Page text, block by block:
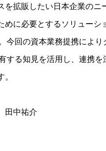
を拡販したい日本企業の
に必要とするソリューシ
今回の資本業務提携によ
する知見を活用し、連携
中祐介